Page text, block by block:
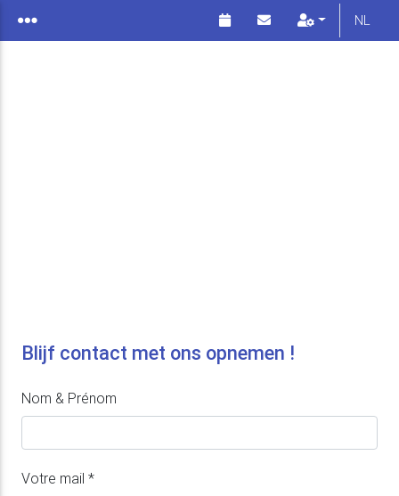
NL
Blijf contact met ons opnemen !
Nom & Prénom
Votre mail *